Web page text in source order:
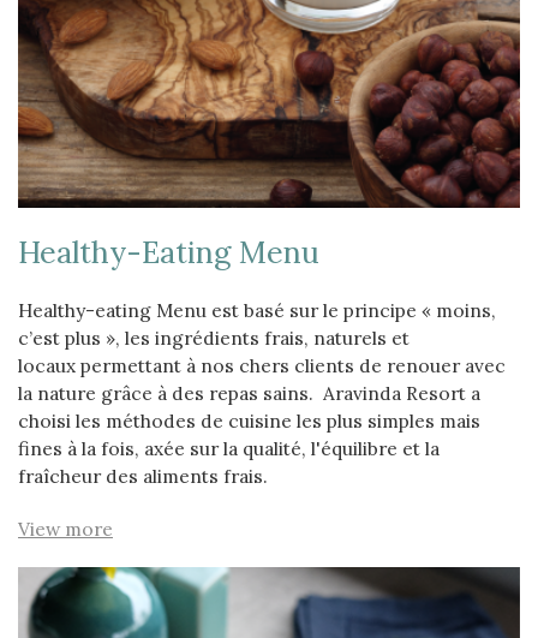
Healthy-Eating Menu
Healthy-eating Menu est basé sur le principe « moins,
c’est plus », les ingrédients frais, naturels et
locaux permettant à nos chers clients de renouer avec
la nature grâce à des repas sains. Aravinda Resort a
choisi les méthodes de cuisine les plus simples mais
fines à la fois, axée sur la qualité, l'équilibre et la
fraîcheur des aliments frais.
View more